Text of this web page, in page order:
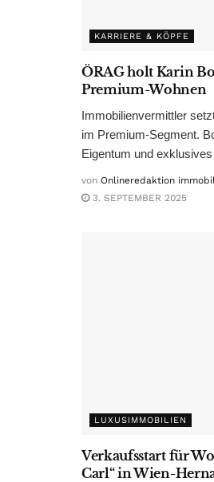
KARRIERE & KÖPFE
ÖRAG holt Karin
Premium-Wohnen
Immobilienvermittler
im Premium-Segment.
Eigentum und
von Onlineredaktion
3. SEPTEMBER 2025
LUXUSIMMOBILIEN
Verkaufsstart für
Carl“ in Wien-